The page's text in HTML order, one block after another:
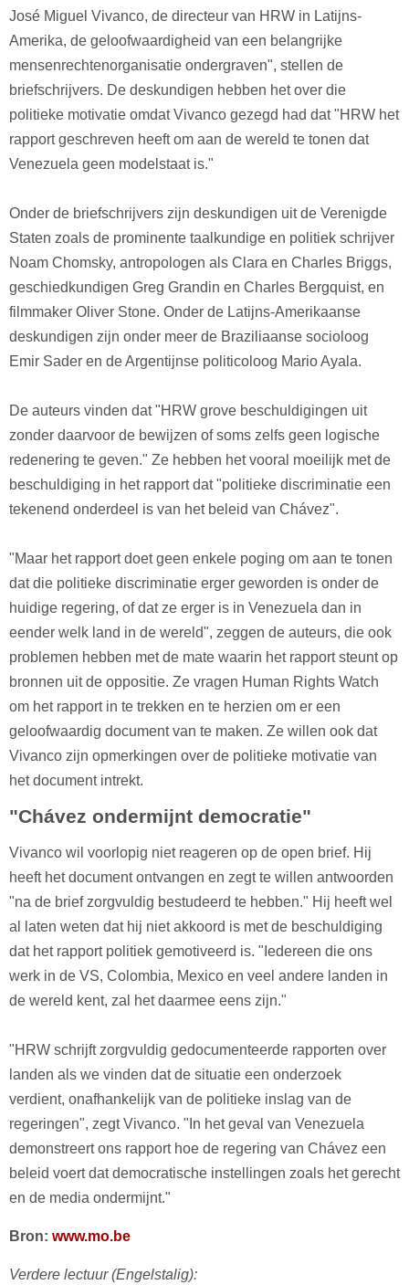
José Miguel Vivanco, de directeur van HRW in Latijns-
Amerika, de geloofwaardigheid van een belangrijke
mensenrechtenorganisatie ondergraven", stellen de
briefschrijvers. De deskundigen hebben het over die
politieke motivatie omdat Vivanco gezegd had dat "HRW het
rapport geschreven heeft om aan de wereld te tonen dat
Venezuela geen modelstaat is."
Onder de briefschrijvers zijn deskundigen uit de Verenigde
Staten zoals de prominente taalkundige en politiek schrijver
Noam Chomsky, antropologen als Clara en Charles Briggs,
geschiedkundigen Greg Grandin en Charles Bergquist, en
filmmaker Oliver Stone. Onder de Latijns-Amerikaanse
deskundigen zijn onder meer de Braziliaanse socioloog
Emir Sader en de Argentijnse politicoloog Mario Ayala.
De auteurs vinden dat "HRW grove beschuldigingen uit
zonder daarvoor de bewijzen of soms zelfs geen logische
redenering te geven." Ze hebben het vooral moeilijk met de
beschuldiging in het rapport dat "politieke discriminatie een
tekenend onderdeel is van het beleid van Chávez".
"Maar het rapport doet geen enkele poging om aan te tonen
dat die politieke discriminatie erger geworden is onder de
huidige regering, of dat ze erger is in Venezuela dan in
eender welk land in de wereld", zeggen de auteurs, die ook
problemen hebben met de mate waarin het rapport steunt op
bronnen uit de oppositie. Ze vragen Human Rights Watch
om het rapport in te trekken en te herzien om er een
geloofwaardig document van te maken. Ze willen ook dat
Vivanco zijn opmerkingen over de politieke motivatie van
het document intrekt.
"Chávez ondermijnt democratie"
Vivanco wil voorlopig niet reageren op de open brief. Hij
heeft het document ontvangen en zegt te willen antwoorden
"na de brief zorgvuldig bestudeerd te hebben." Hij heeft wel
al laten weten dat hij niet akkoord is met de beschuldiging
dat het rapport politiek gemotiveerd is. "Iedereen die ons
werk in de VS, Colombia, Mexico en veel andere landen in
de wereld kent, zal het daarmee eens zijn."
"HRW schrijft zorgvuldig gedocumenteerde rapporten over
landen als we vinden dat de situatie een onderzoek
verdient, onafhankelijk van de politieke inslag van de
regeringen", zegt Vivanco. "In het geval van Venezuela
demonstreert ons rapport hoe de regering van Chávez een
beleid voert dat democratische instellingen zoals het gerecht
en de media ondermijnt."
Bron: www.mo.be
Verdere lectuur (Engelstalig):